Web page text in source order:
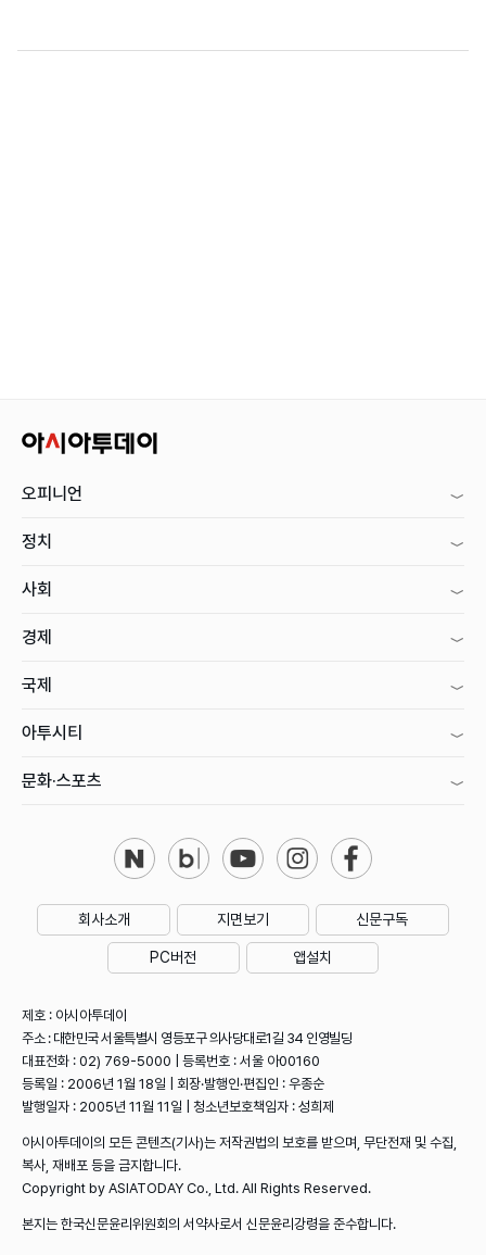
오피니언
정치
사회
경제
국제
아투시티
문화·스포츠
회사소개 지면보기 신문구독
PC버전 앱설치
제호 : 아시아투데이
주소 : 대한민국 서울특별시 영등포구 의사당대로1길 34 인영빌딩
대표전화 : 02) 769-5000 | 등록번호 : 서울 아00160
등록일 : 2006년 1월 18일 | 회장·발행인·편집인 : 우종순
발행일자 : 2005년 11월 11일 | 청소년보호책임자 : 성희제
아시아투데이의 모든 콘텐츠(기사)는 저작권법의 보호를 받으며, 무단전재 및 수집,
복사, 재배포 등을 금지합니다.
Copyright by ASIATODAY Co., Ltd. All Rights Reserved.
본지는 한국신문윤리위원회의 서약사로서 신문윤리강령을 준수합니다.